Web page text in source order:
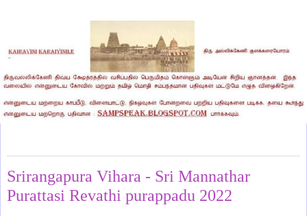
Srirangapura Vihara - Sri Mannathar
Purattasi Revathi purappadu 2022